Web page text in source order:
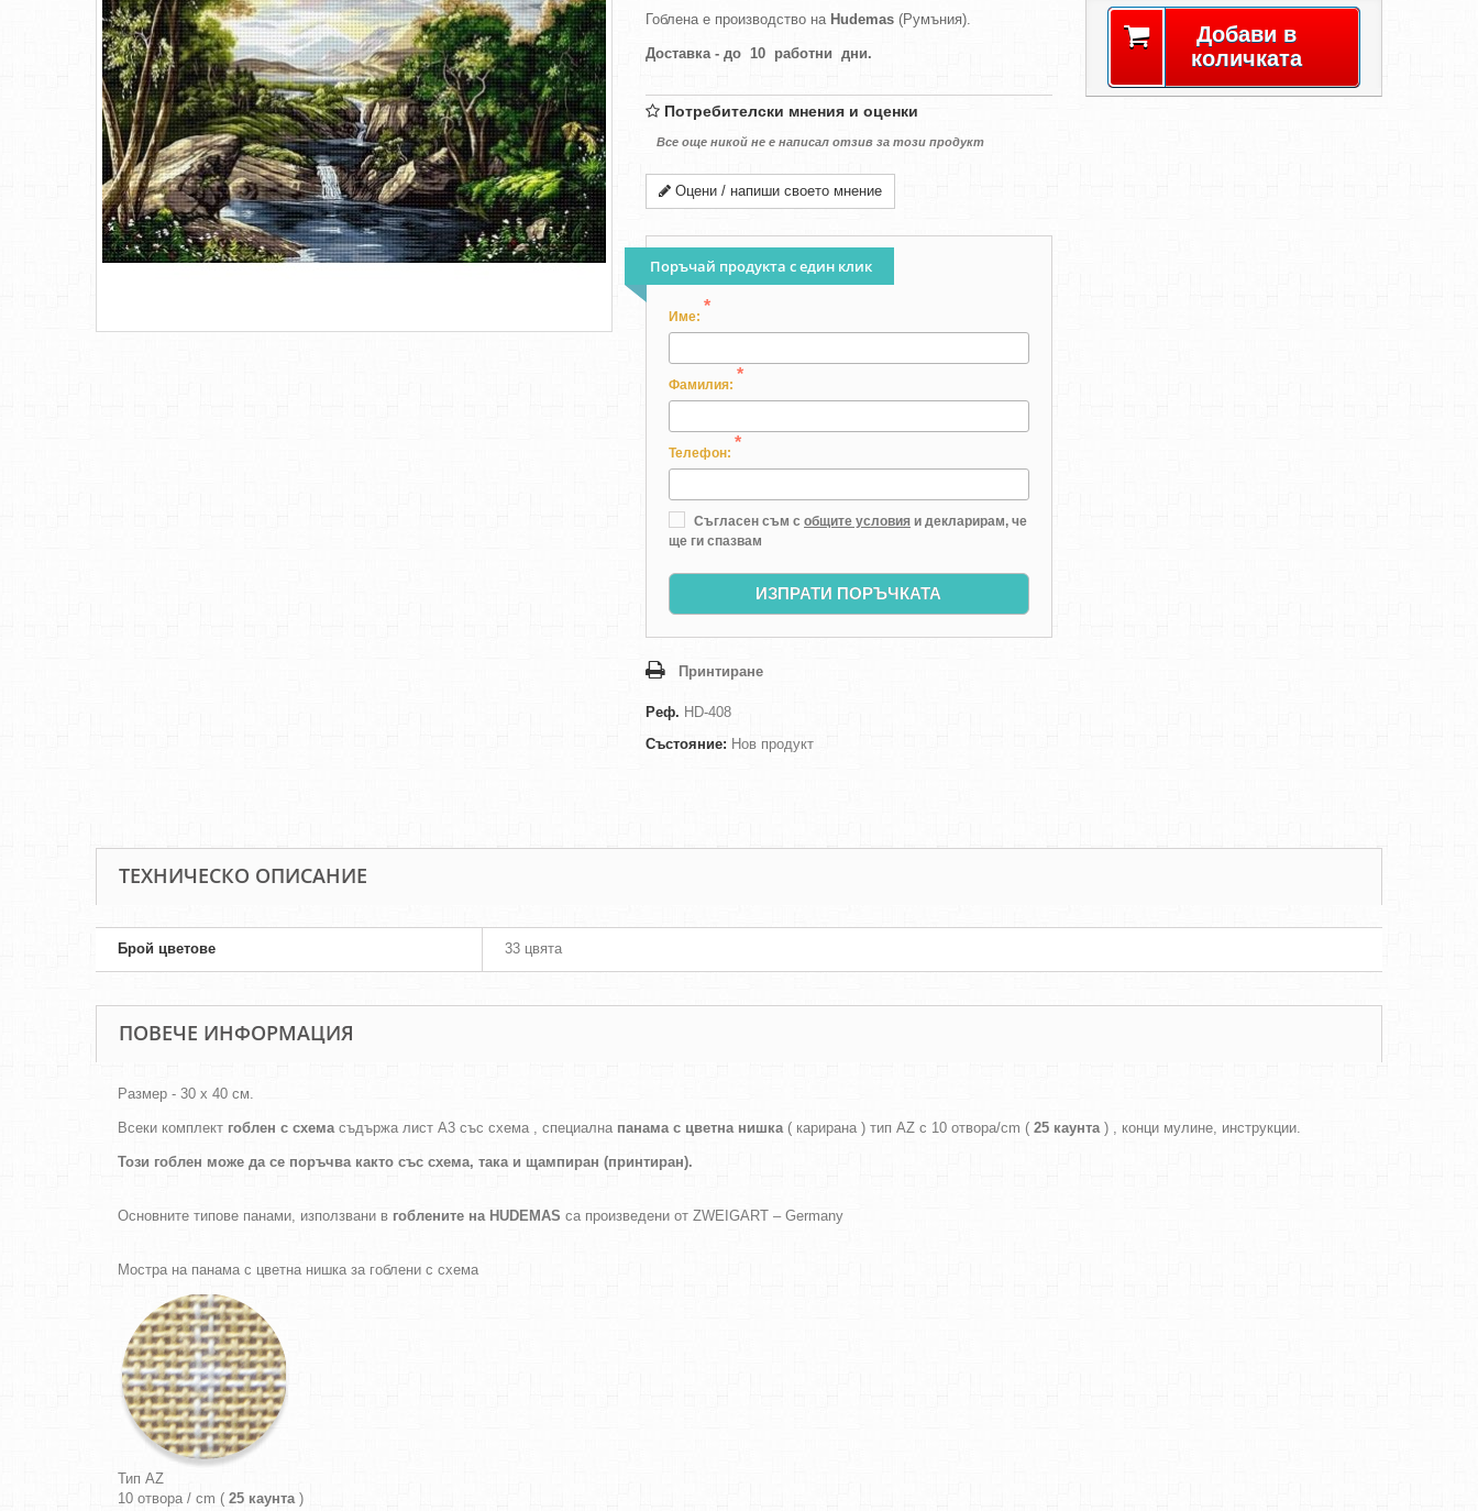
Гоблена е производство на Hudemas (Румъния).
Доставка - до 10 работни дни.
Потребителски мнения и оценки
Все още никой не е написал отзив за този продукт
Оцени / напиши своето мнение
Поръчай продукта с един клик
Име:
*
Фамилия:
*
Телефон:
*
Съгласен съм с общите условия и декларирам, че
ще ги спазвам
ИЗПРАТИ ПОРЪЧКАТА
Принтиране
Реф. HD-408
Състояние: Нов продукт
Добави в
количката
ТЕХНИЧЕСКО ОПИСАНИЕ
Брой цветове 33 цвята
ПОВЕЧЕ ИНФОРМАЦИЯ
Размер - 30 х 40 см.
Всеки комплект гоблен с схемасъдържа лист А3 със схема , специална панама с цветна нишка( карирана ) тип AZ с 10 отвора/cm ( 25 каунта) , конци мулине, инструкции.
Този гоблен може да се поръчва както със схема, така и щампиран (принтиран).
Основните типове панами, използвани в гоблените на HUDEMAS са произведени от ZWEIGART – Germany
Мостра на панама с цветна нишка за гоблени с схема
Тип AZ
10 отвора / cm ( 25 каунта)